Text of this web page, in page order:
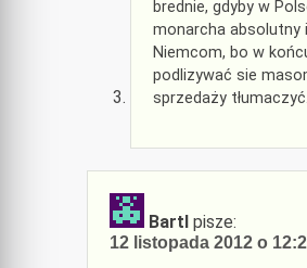
brednie, gdyby w
monarcha absolutny
Niemcom, bo w
podlizywać sie
sprzedaży tłumaczyć.
BartI pisze:
12 listopada 2012 o